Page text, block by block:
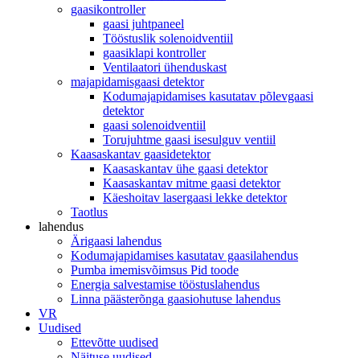
gaasikontroller
gaasi juhtpaneel
Tööstuslik solenoidventiil
gaasiklapi kontroller
Ventilaatori ühenduskast
majapidamisgaasi detektor
Kodumajapidamises kasutatav põlevgaasi
detektor
gaasi solenoidventiil
Torujuhtme gaasi isesulguv ventiil
Kaasaskantav gaasidetektor
Kaasaskantav ühe gaasi detektor
Kaasaskantav mitme gaasi detektor
Käeshoitav lasergaasi lekke detektor
Taotlus
lahendus
Ärigaasi lahendus
Kodumajapidamises kasutatav gaasilahendus
Pumba imemisvõimsus Pid toode
Energia salvestamise tööstuslahendus
Linna päästerõnga gaasiohutuse lahendus
VR
Uudised
Ettevõtte uudised